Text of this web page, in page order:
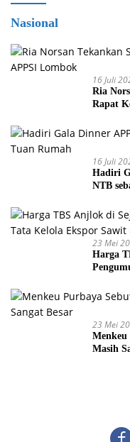
Nasional
16 Juli
Ria
Rapat
16 Juli
Hadiri
NTB
23 Mei
Harga
23 Mei
Menkeu
Masih